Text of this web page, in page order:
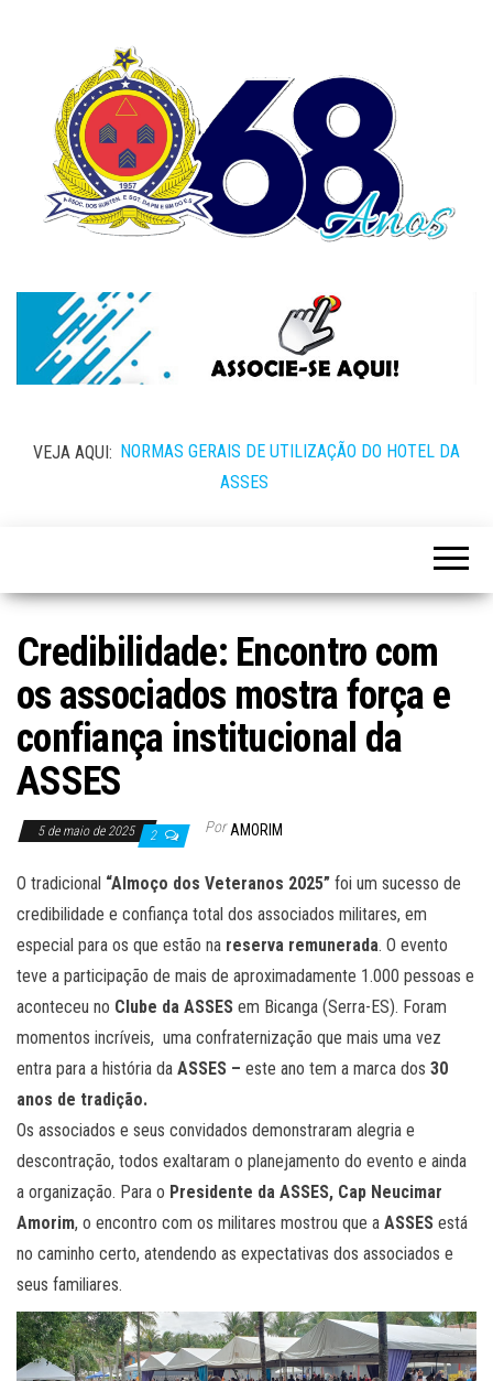
VEJA AQUI: NORMAS GERAIS DE UTILIZAÇÃO DO HOTEL DA
ASSES
Credibilidade: Encontro com
os associados mostra força e
confiança institucional da
ASSES
5 de maio de 2025 2 Por AMORIM
O tradicional “Almoço dos Veteranos 2025” foi um sucesso de
credibilidade e confiança total dos associados militares, em
especial para os que estão na reserva remunerada. O evento
teve a participação de mais de aproximadamente 1.000 pessoas e
aconteceu no Clube da ASSES em Bicanga (Serra-ES). Foram
momentos incríveis, uma confraternização que mais uma vez
entra para a história da ASSES – este ano tem a marca dos 30
anos de tradição.
Os associados e seus convidados demonstraram alegria e
descontração, todos exaltaram o planejamento do evento e ainda
a organização. Para o Presidente da ASSES, Cap Neucimar
Amorim, o encontro com os militares mostrou que a ASSES está
no caminho certo, atendendo as expectativas dos associados e
seus familiares.